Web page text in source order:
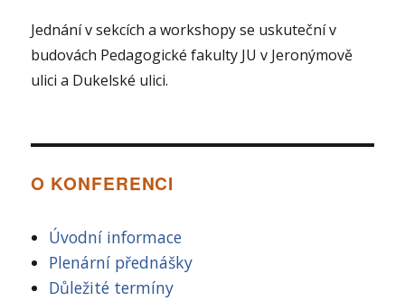
Jednání v sekcích a workshopy se uskuteční v
budovách Pedagogické fakulty JU v Jeronýmově
ulici a Dukelské ulici.
O KONFERENCI
Úvodní informace
Plenární přednášky
Důležité termíny